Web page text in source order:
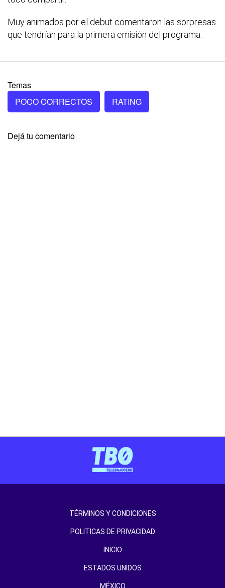
Muy animados por el debut comentaron las sorpresas
que tendrían para la primera emisión del programa.
Temas
POCO CORRECTOS
RATING
Dejá tu comentario
TÉRMINOS Y CONDICIONES
POLITICAS DE PRIVACIDAD
INICIO
ESTADOS UNIDOS
MÉXICO